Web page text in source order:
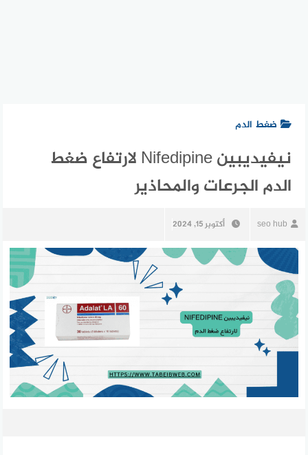
ضغط الدم
نيفيديبين Nifedipine لارتفاع ضغط
الدم الجرعات والمحاذير
seo hub أكتوبر 15, 2024